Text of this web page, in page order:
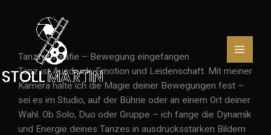
Tanzfotografie – Bewegung eingefangen
Tanz ist Ausdruck, Emotion und Leidenschaft. Mit meiner
Kamera halte ich die Magie deiner Bewegungen fest –
sei es im Studio, auf der Bühne oder an einem Ort deiner
Wahl. Ob Solo, Duo oder Gruppe – ich fange die Dynamik
und Energie deines Tanzes in ausdrucksstarken Bildern